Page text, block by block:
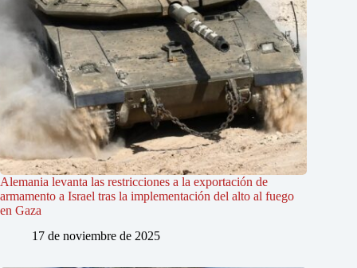
Alemania levanta las restricciones a la exportación de
armamento a Israel tras la implementación del alto al fuego
en Gaza
17 de noviembre de 2025